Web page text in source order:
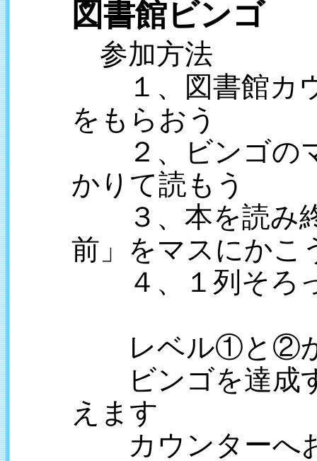
図書館ビンゴ
参加方法
１、図書館カウ
をもらおう
２、ビンゴの
かりて読もう
３、本を読み終
前」をマスにかこ
４、１列そろ
レベル①と②か
ビンゴを達成
えます
カウンターへ